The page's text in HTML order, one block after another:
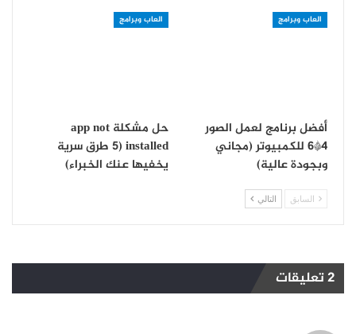
العاب وبرامج
أفضل برنامج لعمل الصور
4*6 للكمبيوتر (مجاني
وبجودة عالية)
العاب وبرامج
حل مشكلة app not
installed (5 طرق سرية
يخفيها عنك الخبراء)
السابق التالي
2 تعليقات